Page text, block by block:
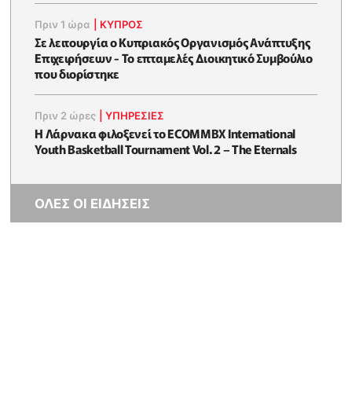
Πριν 1 ώρα ΚΥΠΡΟΣ
Σε λειτουργία ο Κυπριακός Οργανισμός Ανάπτυξης
Επιχειρήσεων - To επταμελές Διοικητικό Συμβούλιο
που διορίστηκε
Πριν 2 ώρες |ΥΠΗΡΕΣΙΕΣ
Η Λάρνακα φιλοξενεί το ECOMMBX International
Youth Basketball Tournament Vol. 2 – The Eternals
ΟΛΕΣ ΟΙ ΕΙΔΗΣΕΙΣ